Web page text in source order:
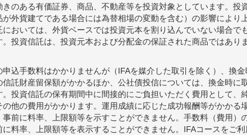
のある有価証券、商品、不動産等を投資対象としています。
外貨建てである場合には為替相場の変動を含む）の影響により
おいては、外貨ベースでは投資元本を割り込んでいない場合で
投資信託は、投資元本および分配金の保証された商品ではありま
込手数料はかかりませんが（IFAを媒介した取引を除く）、換
託財産留保額がかかるほか、公社債投信については、換金時
投資信託の保有期間中に間接的にご負担いただく費用として
他の費用がかかります。運用成績に応じた成功報酬等がかかる
前に料率、上限額等を示すことができません。手数料（費用）
料率、上限額等を表示することができません。IFAコースをご